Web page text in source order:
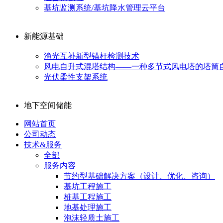
基坑监测系统/基坑降水管理云平台
新能源基础
渔光互补新型锚杆检测技术
风电自升式混塔结构——一种多节式风电塔的塔筒
光伏柔性支架系统
地下空间储能
网站首页
公司动态
技术&服务
全部
服务内容
节约型基础解决方案（设计、优化、咨询）
基坑工程施工
桩基工程施工
地基处理施工
泡沫轻质土施工